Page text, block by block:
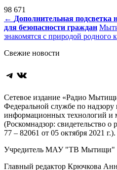
98 671
Навигация
по
← Дополнительная подсветка
для безопасности граждан
знакомятся с природой родного
Свежие новости
Telegram
ВКонтакте
Сетевое издание «Радио
Федеральной службе по надзору
информационных технологий и
(Роскомнадзор: свидетельство
77 – 82061 от 05 октября 2021 г.).
Учредитель МАУ "ТВ Мытищи"
Главный редактор Крючкова